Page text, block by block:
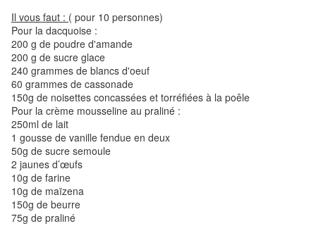
Il vous faut : ( pour 10 personnes)
Pour la dacquoise :
200 g de poudre d'amande
200 g de sucre glace
240 grammes de blancs d'oeuf
60 grammes de cassonade
150g de noisettes concassées et torréfiées à la poêle
Pour la crème mousseline au praliné :
250ml de lait
1 gousse de vanille fendue en deux
50g de sucre semoule
2 jaunes d’œufs
10g de farine
10g de maïzena
150g de beurre
75g de praliné